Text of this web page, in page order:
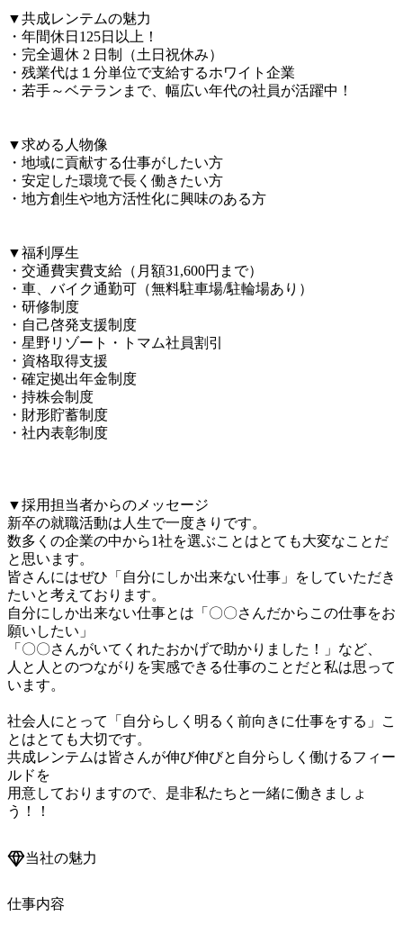
▼共成レンテムの魅力
・年間休日125日以上！
・完全週休 2 日制（土日祝休み）
・残業代は１分単位で支給するホワイト企業
・若手～ベテランまで、幅広い年代の社員が活躍中！
▼求める人物像
・地域に貢献する仕事がしたい方
・安定した環境で長く働きたい方
・地方創生や地方活性化に興味のある方
▼福利厚生
・交通費実費支給（月額31,600円まで）
・車、バイク通勤可（無料駐車場/駐輪場あり）
・研修制度
・自己啓発支援制度
・星野リゾート・トマム社員割引
・資格取得支援
・確定拠出年金制度
・持株会制度
・財形貯蓄制度
・社内表彰制度
▼採用担当者からのメッセージ
新卒の就職活動は人生で一度きりです。
数多くの企業の中から1社を選ぶことはとても大変なことだ
と思います。
皆さんにはぜひ「自分にしか出来ない仕事」をしていただき
たいと考えております。
自分にしか出来ない仕事とは「〇〇さんだからこの仕事をお
願いしたい」
「〇〇さんがいてくれたおかげで助かりました！」など、
人と人とのつながりを実感できる仕事のことだと私は思って
います。
社会人にとって「自分らしく明るく前向きに仕事をする」こ
とはとても大切です。
共成レンテムは皆さんが伸び伸びと自分らしく働けるフィー
ルドを
用意しておりますので、是非私たちと一緒に働きましょ
当社の魅力
仕事内容